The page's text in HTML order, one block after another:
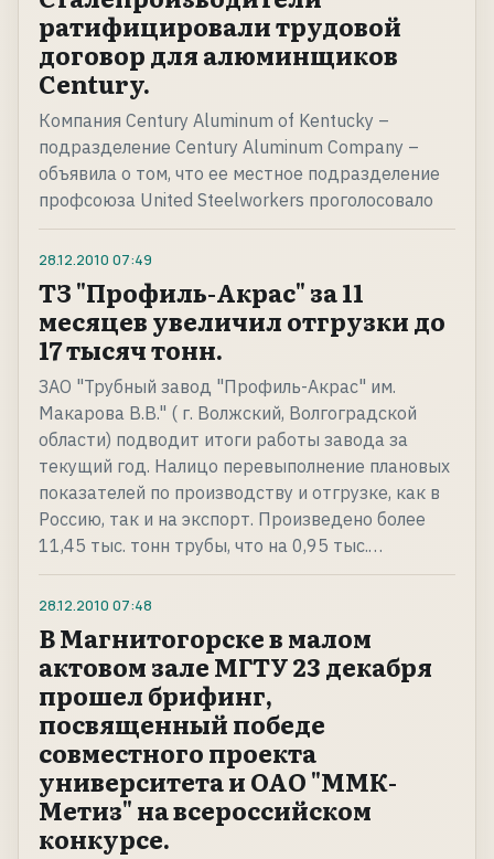
ратифицировали трудовой
договор для алюминщиков
Century.
Компания Century Aluminum of Kentucky –
подразделение Century Aluminum Company –
объявила о том, что ее местное подразделение
профсоюза United Steelworkers проголосовало
28.12.2010 07:49
ТЗ "Профиль-Акрас" за 11
месяцев увеличил отгрузки до
17 тысяч тонн.
ЗАО "Трубный завод "Профиль-Акрас" им.
Макарова В.В." ( г. Волжский, Волгоградской
области) подводит итоги работы завода за
текущий год. Налицо перевыполнение плановых
показателей по производству и отгрузке, как в
Россию, так и на экспорт. Произведено более
11,45 тыс. тонн трубы, что на 0,95 тыс.…
28.12.2010 07:48
В Магнитогорске в малом
актовом зале МГТУ 23 декабря
прошел брифинг,
посвященный победе
совместного проекта
университета и ОАО "ММК-
Метиз" на всероссийском
конкурсе.